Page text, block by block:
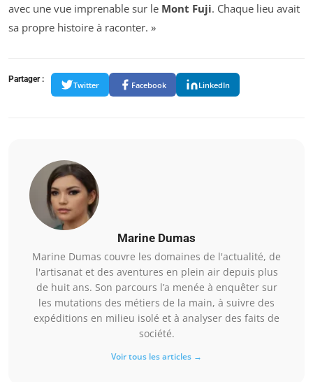
avec une vue imprenable sur le Mont Fuji. Chaque lieu avait
sa propre histoire à raconter. »
Partager :
Twitter Facebook LinkedIn
Marine Dumas
Marine Dumas couvre les domaines de l'actualité, de
l'artisanat et des aventures en plein air depuis plus
de huit ans. Son parcours l’a menée à enquêter sur
les mutations des métiers de la main, à suivre des
expéditions en milieu isolé et à analyser des faits de
société.
Voir tous les articles →